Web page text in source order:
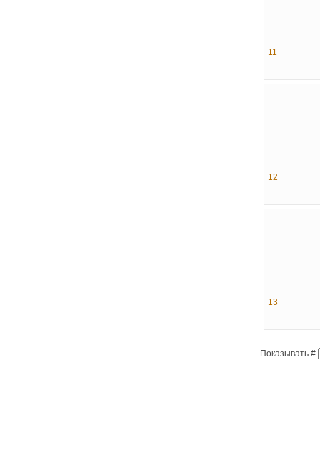
11
12
13
Показывать #